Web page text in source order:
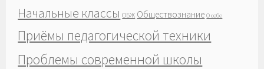
Начальные классы ОБЖ Обществознание О себе
Приёмы педагогической техники
Проблемы современной школы